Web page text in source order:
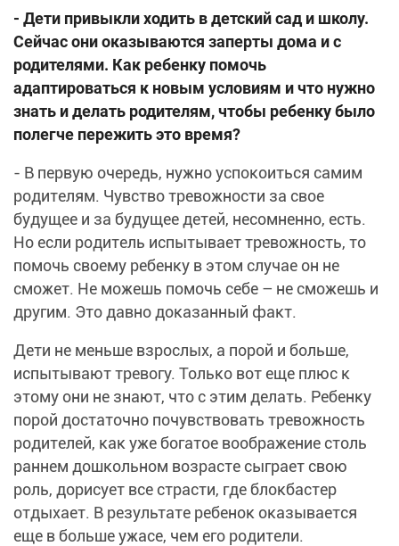
- Дети привыкли ходить в детский сад и школу.
Сейчас они оказываются заперты дома и с
родителями. Как ребенку помочь
адаптироваться к новым условиям и что нужно
знать и делать родителям, чтобы ребенку было
полегче пережить это время?
- В первую очередь, нужно успокоиться самим
родителям. Чувство тревожности за свое
будущее и за будущее детей, несомненно, есть.
Но если родитель испытывает тревожность, то
помочь своему ребенку в этом случае он не
сможет. Не можешь помочь себе – не сможешь и
другим. Это давно доказанный факт.
Дети не меньше взрослых, а порой и больше,
испытывают тревогу. Только вот еще плюс к
этому они не знают, что с этим делать. Ребенку
порой достаточно почувствовать тревожность
родителей, как уже богатое воображение столь
раннем дошкольном возрасте сыграет свою
роль, дорисует все страсти, где блокбастер
отдыхает. В результате ребенок оказывается
еще в больше ужасе, чем его родители.